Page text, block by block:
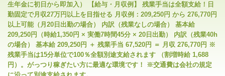
生年金に初日から即加入） 【給与・月収例】 残業手当は全額支給！日
勤固定で月収27万円以上を目指せる 月収例：209,250円 から 276,770円
以上可能（月20日出勤の場合） 内訳（残業なしの場合） 基本給
209,250円（時給1,350円 × 実働7時間45分 × 20日出勤） 内訳（残業40h
の場合） 基本給 209,250円 ＋ 残業手当 67,520円 ＝ 月収 276,770円 ※
残業手当は15分単位で100％全額別途支給されます （割増時給 1,688
円）。がっつり稼ぎたい方に最適な環境です！ ※交通費は会社の規定